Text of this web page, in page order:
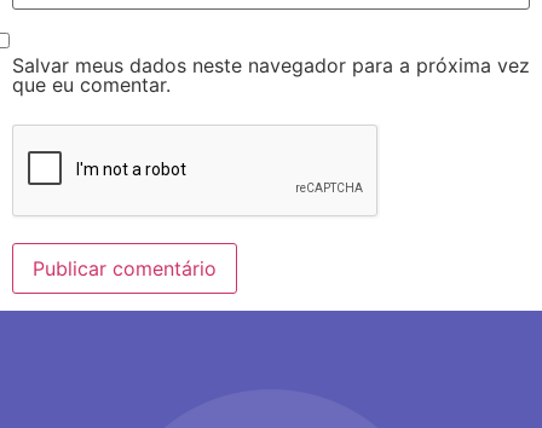
Salvar meus dados neste navegador para a próxima vez
que eu comentar.